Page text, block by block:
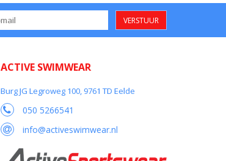
VERSTUUR
ACTIVE SWIMWEAR
Burg JG Legroweg 100, 9761 TD Eelde
050 5266541
info@activeswimwear.nl